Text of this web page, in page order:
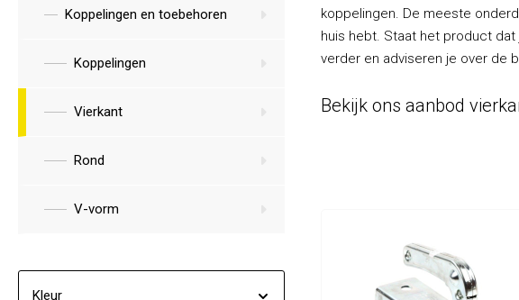
Anti-diefstal
Hang- en sluitwerk
Oprijplaten
Koppelingen en toebehoren
Koppelingen
Vierkant
Rond
V-vorm
Kleur
koppelingen. De meeste
huis hebt. Staat het product
verder en adviseren je over de
Bekijk ons aanbod